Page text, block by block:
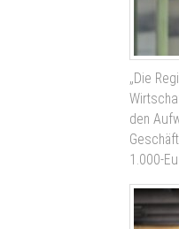
„Die
den
1.000-